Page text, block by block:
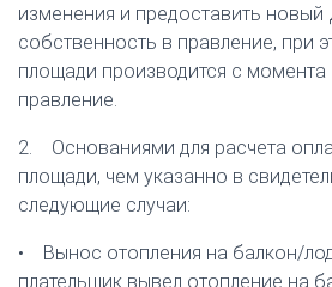
изменения и предоставить новый
собственность в правление, при
площади производится с момента
правление.
2. Основаниями для расчета
площади, чем указанно в
следующие случаи:
• Вынос отопления на балкон/
плательщик вывел отопление на